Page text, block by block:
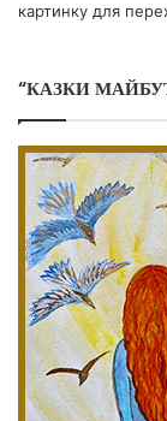
картинку для
“КАЗКИ